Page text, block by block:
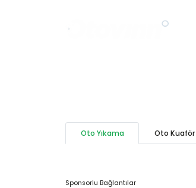
Oto Yıkama Oto Kuaför
Sponsorlu Bağlantılar